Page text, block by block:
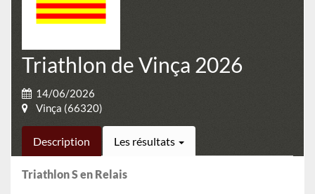
Triathlon de Vinça 2026
14/06/2026
Vinça (66320)
Description Les résultats
Triathlon S en Relais